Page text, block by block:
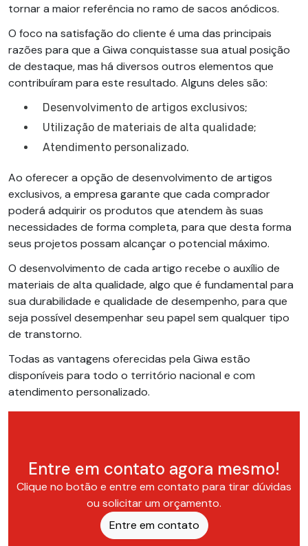
tornar a maior referência no ramo de sacos anódicos.
O foco na satisfação do cliente é uma das principais
razões para que a Giwa conquistasse sua atual posição
de destaque, mas há diversos outros elementos que
contribuíram para este resultado. Alguns deles são:
Desenvolvimento de artigos exclusivos;
Utilização de materiais de alta qualidade;
Atendimento personalizado.
Ao oferecer a opção de desenvolvimento de artigos
exclusivos, a empresa garante que cada comprador
poderá adquirir os produtos que atendem às suas
necessidades de forma completa, para que desta forma
seus projetos possam alcançar o potencial máximo.
O desenvolvimento de cada artigo recebe o auxílio de
materiais de alta qualidade, algo que é fundamental para
sua durabilidade e qualidade de desempenho, para que
seja possível desempenhar seu papel sem qualquer tipo
de transtorno.
Todas as vantagens oferecidas pela Giwa estão
disponíveis para todo o território nacional e com
atendimento personalizado.
Entre em contato agora mesmo!
Clique no botão e entre em contato para tirar dúvidas
ou solicitar um orçamento.
Entre em contato